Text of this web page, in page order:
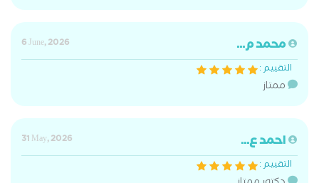
محمد م...
6 June, 2026
التقييم :
ممتاز
احمد ع...
31 May, 2026
التقييم :